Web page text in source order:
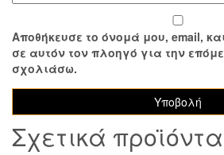
Αποθήκευσε το όνομά μου, email,
σε αυτόν τον πλοηγό για την
σχολιάσω.
Σχετικά προϊόντα